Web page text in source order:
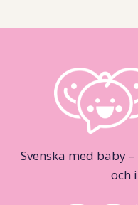
Svenska med baby
och